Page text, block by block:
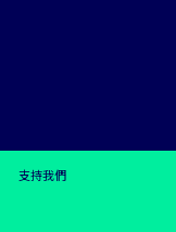
支持我們